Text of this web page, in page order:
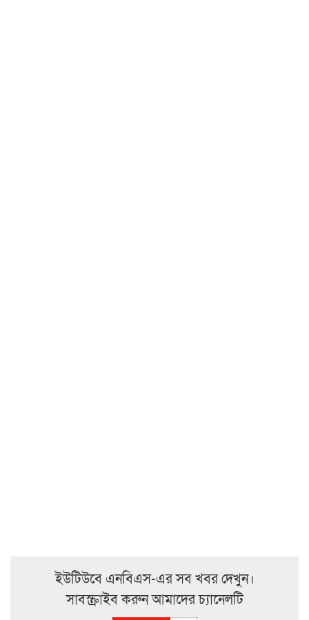
ইউটিউবে এনবিএস-এর সব খবর দেখুন।
সাবস্ক্রাইব করুন আমাদের চ্যানেলটি